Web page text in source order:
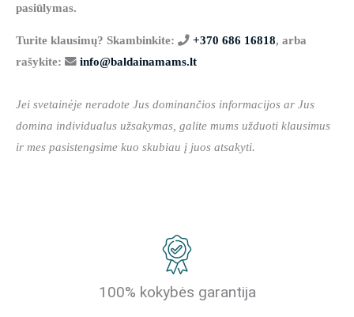
pasiūlymas.
Turite klausimų? Skambinkite: +370 686 16818, arba
rašykite:
info@baldainamams.lt
Jei svetainėje neradote Jus dominančios informacijos ar Jus
domina individualus užsakymas, galite mums užduoti klausimus
ir mes pasistengsime kuo skubiau į juos atsakyti.
100% kokybės garantija